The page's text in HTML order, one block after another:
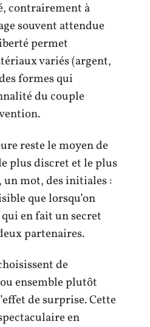
contrairement à
souvent attendue
permet
variés (argent,
formes qui
du couple
reste le moyen de
plus discret et le plus
un mot, des initiales :
que lorsqu’on
en fait un secret
partenaires.
de
ensemble plutôt
de surprise. Cette
en